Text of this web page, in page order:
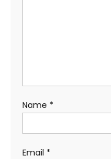
Name *
Email *